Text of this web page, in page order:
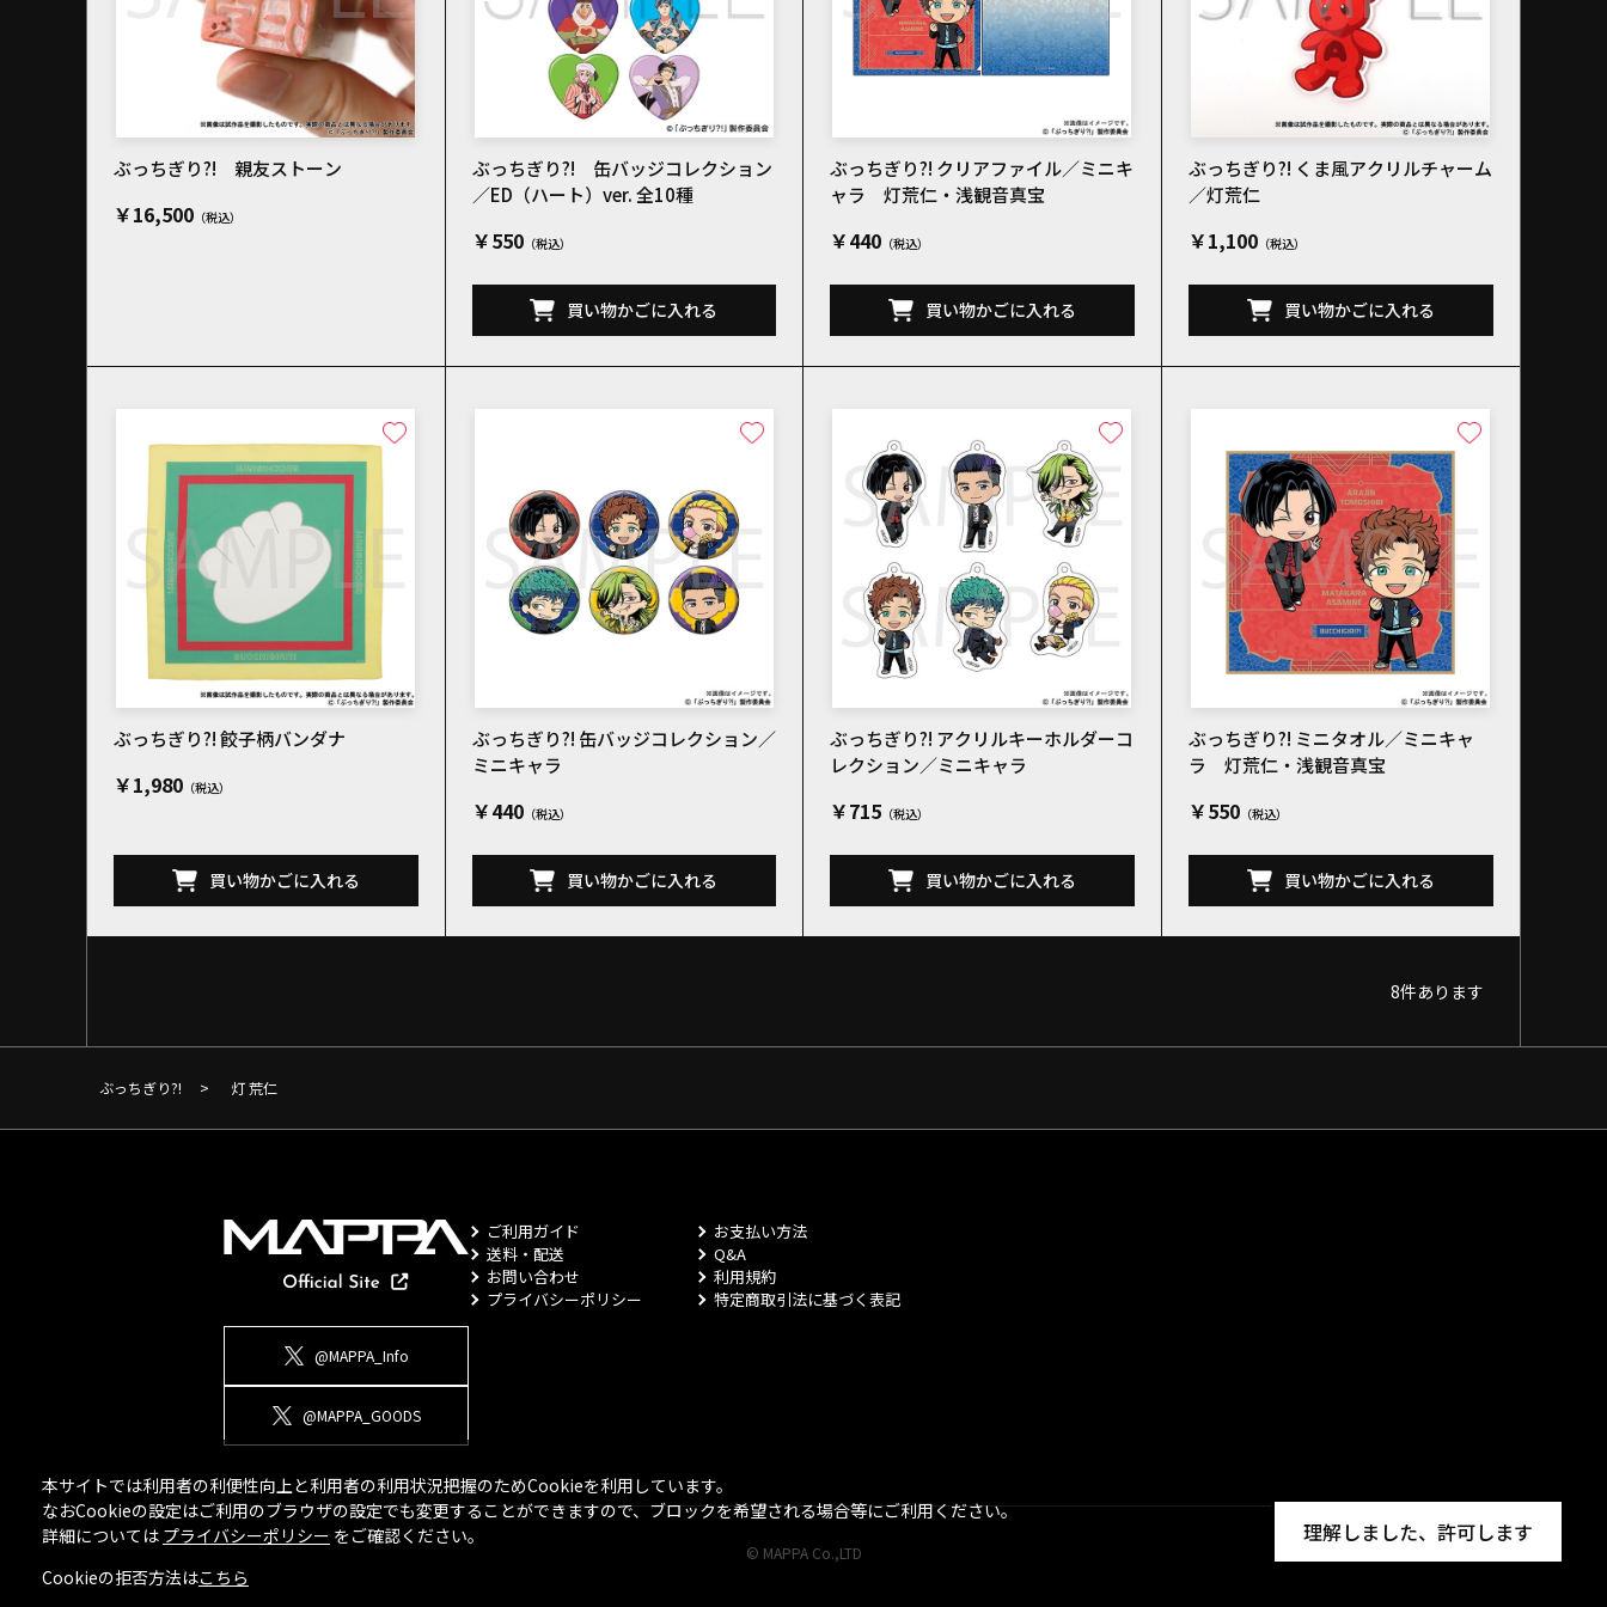
ぶっちぎり?! 親友ストーン
￥16,500
ぶっちぎり?! 缶バッジコレクション
／ED（ハート）ver. 全10種
￥550
買い物かごに入れる
ぶっちぎり?! クリアファイル／ミニキ
ャラ 灯荒仁・浅観音真宝
￥440
買い物かごに入れる
ぶっちぎり?! くま風アクリルチャーム
／灯荒仁
￥1,100
買い物かごに入れる
ぶっちぎり?! 餃子柄バンダナ
￥1,980
買い物かごに入れる
ぶっちぎり?! 缶バッジコレクション／
ミニキャラ
￥440
買い物かごに入れる
ぶっちぎり?! アクリルキーホルダーコ
レクション／ミニキャラ
￥715
買い物かごに入れる
ぶっちぎり?! ミニタオル／ミニキャ
ラ 灯荒仁・浅観音真宝
￥550
買い物かごに入れる
8件あります
ぶっちぎり?! > 灯 荒仁
@MAPPA_Info
@MAPPA_GOODS
ご利用ガイド
お支払い方法
送料・配送
Q&A
お問い合わせ
利用規約
プライバシーポリシー
特定商取引法に基づく表記
© MAPPA Co.,LTD
本サイトでは利用者の利便性向上と利用者の利用状況把握のためCookieを利用しています。
なおCookieの設定はご利用のブラウザの設定でも変更することができますので、ブロックを希望される場合等にご利用ください。
詳細については プライバシーポリシー をご確認ください。
Cookieの拒否方法はこちら
理解しました、許可します